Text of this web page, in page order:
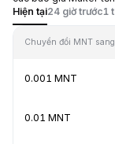
Hiện tại24 giờ trước1
Chuyển đổi MNT
0.001 MNT
0.01 MNT